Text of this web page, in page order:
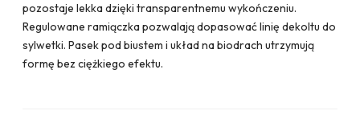
pozostaje lekka dzięki transparentnemu wykończeniu.
Regulowane ramiączka pozwalają dopasować linię dekoltu do
sylwetki. Pasek pod biustem i układ na biodrach utrzymują
formę bez ciężkiego efektu.